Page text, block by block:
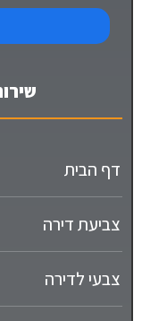
דף הבית
צביעת דירה
צבעי לדירה